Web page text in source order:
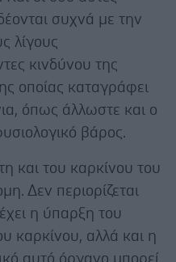
συχνά με την
λίγους
κινδύνου της
οποίας καταγράφει
όπως άλλωστε και ο
βάρος.
και του καρκίνου του
Δεν περιορίζεται
η ύπαρξη του
καρκίνου, αλλά και η
αυτό όργανο μπορεί